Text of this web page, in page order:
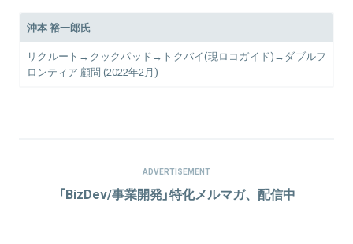
沖本 裕一郎氏
リクルート→クックパッド→トクバイ(現ロコガイド)→ダブルフ
ロンティア 顧問 (2022年2月)
ADVERTISEMENT
「BizDev/事業開発」特化メルマガ、配信中